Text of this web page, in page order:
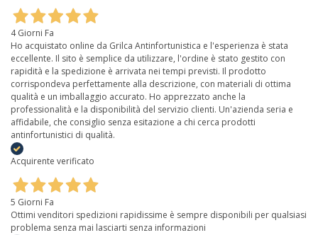
4 Giorni Fa
Ho acquistato online da Grilca Antinfortunistica e l'esperienza è stata
eccellente. Il sito è semplice da utilizzare, l'ordine è stato gestito con
rapidità e la spedizione è arrivata nei tempi previsti. Il prodotto
corrispondeva perfettamente alla descrizione, con materiali di ottima
qualità e un imballaggio accurato. Ho apprezzato anche la
professionalità e la disponibilità del servizio clienti. Un'azienda seria e
affidabile, che consiglio senza esitazione a chi cerca prodotti
antinfortunistici di qualità.
Acquirente verificato
5 Giorni Fa
Ottimi venditori spedizioni rapidissime è sempre disponibili per qualsiasi
problema senza mai lasciarti senza informazioni